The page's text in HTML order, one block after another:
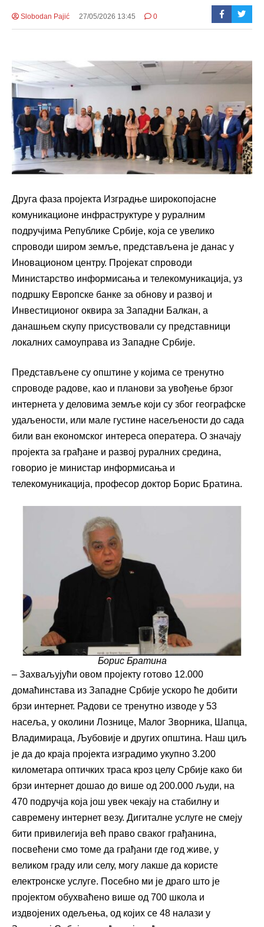
Slobodan Pajić 27/05/2026 13:45 0
Друга фаза пројекта Изградње широкопојасне
комуникационе инфраструктуре у руралним
подручјима Републике Србије, која се увелико
спроводи широм земље, представљена је данас у
Иновационом центру. Пројекат спроводи
Министарство информисања и телекомуникација, уз
подршку Европске банке за обнову и развој и
Инвестиционог оквира за Западни Балкан, а
данашњем скупу присуствовали су представници
локалних самоуправа из Западне Србије.
Представљене су општине у којима се тренутно
спроводе радове, као и планови за увођење брзог
интернета у деловима земље који су због географске
удаљености, или мале густине насељености до сада
били ван економског интереса оператера. О значају
пројекта за грађане и развој руралних средина,
говорио је министар информисања и
телекомуникација, професор доктор Борис Братина.
Борис Братина
– Захваљујући овом пројекту готово 12.000
домаћинстава из Западне Србије ускоро ће добити
брзи интернет. Радови се тренутно изводе у 53
насеља, у околини Лознице, Малог Зворника, Шапца,
Владимираца, Љубовије и других општина. Наш циљ
је да до краја пројекта изградимо укупно 3.200
километара оптичких траса кроз целу Србије како би
брзи интернет дошао до више од 200.000 људи, на
470 подручја која још увек чекају на стабилну и
савремену интернет везу. Дигиталне услуге не смеју
бити привилегија већ право сваког грађанина,
посвећени смо томе да грађани где год живе, у
великом граду или селу, могу лакше да користе
електронске услуге. Посебно ми је драго што је
пројектом обухваћено више од 700 школа и
издвојених одељења, од којих се 48 налази у